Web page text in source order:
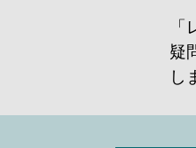
疑
し